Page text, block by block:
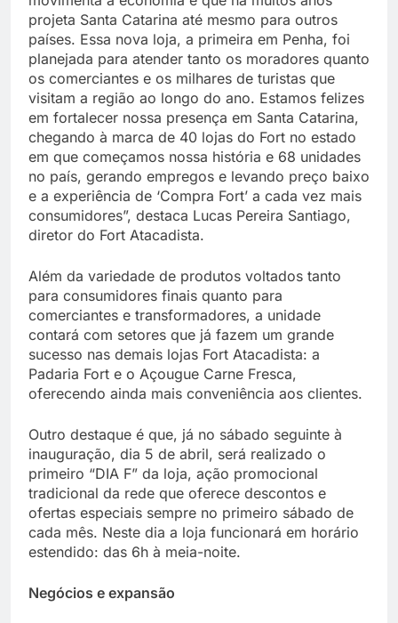
projeta Santa Catarina até mesmo para outros
países. Essa nova loja, a primeira em Penha, foi
planejada para atender tanto os moradores quanto
os comerciantes e os milhares de turistas que
visitam a região ao longo do ano. Estamos felizes
em fortalecer nossa presença em Santa Catarina,
chegando à marca de 40 lojas do Fort no estado
em que começamos nossa história e 68 unidades
no país, gerando empregos e levando preço baixo
e a experiência de ‘Compra Fort’ a cada vez mais
consumidores”, destaca Lucas Pereira Santiago,
diretor do Fort Atacadista.
Além da variedade de produtos voltados tanto
para consumidores finais quanto para
comerciantes e transformadores, a unidade
contará com setores que já fazem um grande
sucesso nas demais lojas Fort Atacadista: a
Padaria Fort e o Açougue Carne Fresca,
oferecendo ainda mais conveniência aos clientes.
Outro destaque é que, já no sábado seguinte à
inauguração, dia 5 de abril, será realizado o
primeiro “DIA F” da loja, ação promocional
tradicional da rede que oferece descontos e
ofertas especiais sempre no primeiro sábado de
cada mês. Neste dia a loja funcionará em horário
estendido: das 6h à meia-noite.
Negócios e expansão